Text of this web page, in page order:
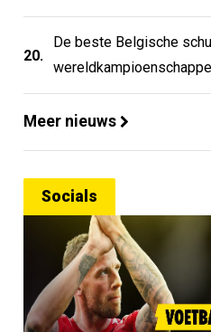
20.
De beste Belgische
Meer nieuws
Socials